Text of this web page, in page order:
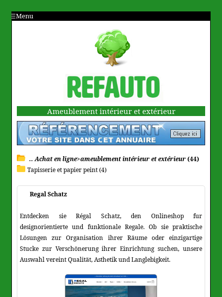
Menu
Ameublement intérieur et extérieur
.. Achat en ligne>ameublement intérieur et extérieur(44)
Tapisserie et papier peint (4)
Regal Schatz
Entdecken sie Régal Schatz, den Onlineshop fur
designorientierte und funktionale Regale. Ob sie praktische
Lösungen zur Organisation ihrer Räume oder einzigartige
Stucke zur Verschönerung ihrer Einrichtung suchen, unsere
Auswahl vereint Qualität, Asthetik und Langlebigkeit.